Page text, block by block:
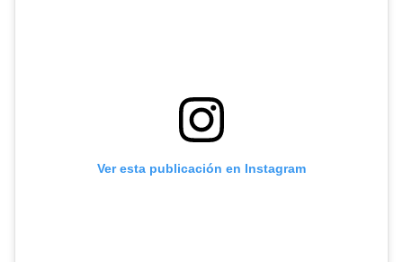
Ver esta publicación en Instagram